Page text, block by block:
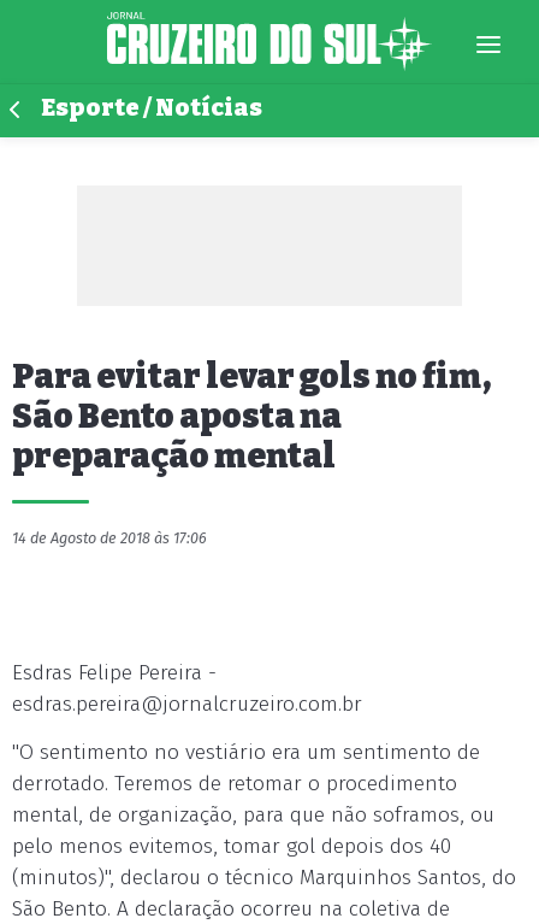
Esporte / Notícias
Para evitar levar gols no fim,
São Bento aposta na
preparação mental
14 de Agosto de 2018 às 17:06
Esdras Felipe Pereira -
esdras.pereira@jornalcruzeiro.com.br
"O sentimento no vestiário era um sentimento de
derrotado. Teremos de retomar o procedimento
mental, de organização, para que não soframos, ou
pelo menos evitemos, tomar gol depois dos 40
(minutos)", declarou o técnico Marquinhos Santos, do
São Bento. A declaração ocorreu na coletiva de